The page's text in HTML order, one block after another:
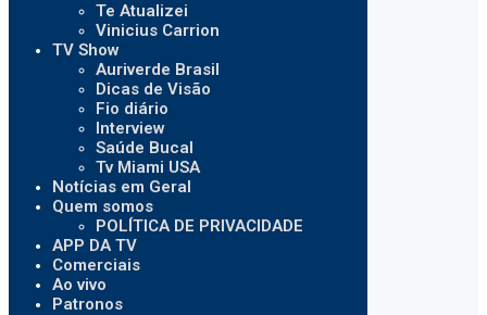
Te Atualizei
Vinicius Carrion
TV Show
Auriverde Brasil
Dicas de Visão
Fio diário
Interview
Saúde Bucal
Tv Miami USA
Notícias em Geral
Quem somos
POLÍTICA DE PRIVACIDADE
APP DA TV
Comerciais
Ao vivo
Patronos